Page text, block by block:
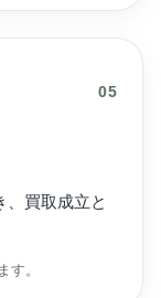
05
、買取成立と
す。